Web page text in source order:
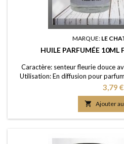
MARQUE: LE
HUILE PARFUMÉE 10ML
Caractère: senteur fleurie douce
Utilisation: En diffusion pour
utilisant un brûle-parfum ou un
un pot-pourri ou sur les fleurs
votre eau de ménage Elaboration:
qualité,
Prix
3,79 €
 Ajouter